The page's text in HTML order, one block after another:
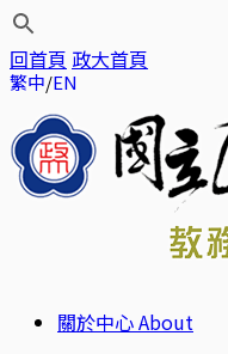
回首頁 政大首頁
繁中 EN
關於中心About